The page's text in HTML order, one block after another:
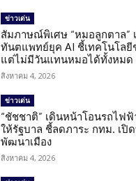
ข่าวเด่น
สัมภาษณ์พิเศษ “หมอลูกตาล”
ทันตแพทย์ยุค AI ชี้เทคโนโลยี
แต่ไม่มีวันแทนหมอได้ทั้งหมด
สิงหาคม 4, 2026
ข่าวเด่น
“ชัชชาติ” เดินหน้าโอนรถไฟฟ้
ให้รัฐบาล ชี้ลดภาระ กทม. เปิ
พัฒนาเมือง
สิงหาคม 4, 2026